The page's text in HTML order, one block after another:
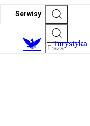
Serwisy
Turystyka